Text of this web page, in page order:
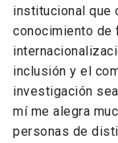
institucional que
conocimiento de
inclusión y el
investigación
mí me alegra
personas de